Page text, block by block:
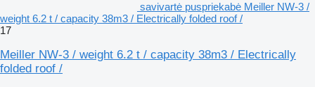
savivartė puspriekabė Meiller NW-3 /
weight 6.2 t / capacity 38m3 / Electrically folded roof /
17
Meiller NW-3 / weight 6.2 t / capacity 38m3 / Electrically
folded roof /